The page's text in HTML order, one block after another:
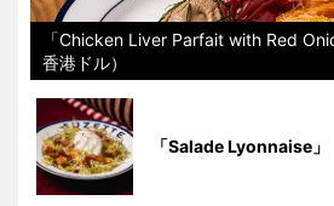
「Chicken Liver Parfait with Red
香港ドル）
「Salade Lyonnaise」